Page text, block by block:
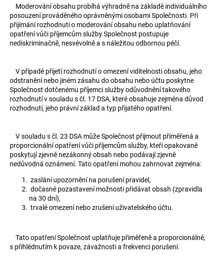
Moderování obsahu probíhá výhradně na základě individuálního
posouzení prováděného oprávněnými osobami Společnosti. Při
přijímání rozhodnutí o moderování obsahu nebo uplatňování
opatření vůči příjemcům služby Společnost postupuje
nediskriminačně, nesvévolně a s náležitou odbornou péčí.
V případě přijetí rozhodnutí o omezení viditelnosti obsahu, jeho
odstranění nebo jiném zásahu do obsahu nebo účtu poskytne
Společnost dotčenému příjemci služby odůvodnění takového
rozhodnutí v souladu s čl. 17 DSA, které obsahuje zejména důvod
rozhodnutí, jeho právní základ a typ přijatého opatření.
V souladu s čl. 23 DSA může Společnost přijmout přiměřená a
proporcionální opatření vůči příjemcům služby, kteří opakovaně
poskytují zjevně nezákonný obsah nebo podávají zjevně
nedůvodná oznámení. Tato opatření mohou zahrnovat zejména:
zaslání upozornění na porušení pravidel,
dočasné pozastavení možnosti přidávat obsah (zpravidla
na 30 dní),
trvalé omezení nebo zrušení uživatelského účtu.
Tato opatření Společnost uplatňuje přiměřeně a proporcionálně,
s přihlédnutím k povaze, závažnosti a frekvenci porušení.